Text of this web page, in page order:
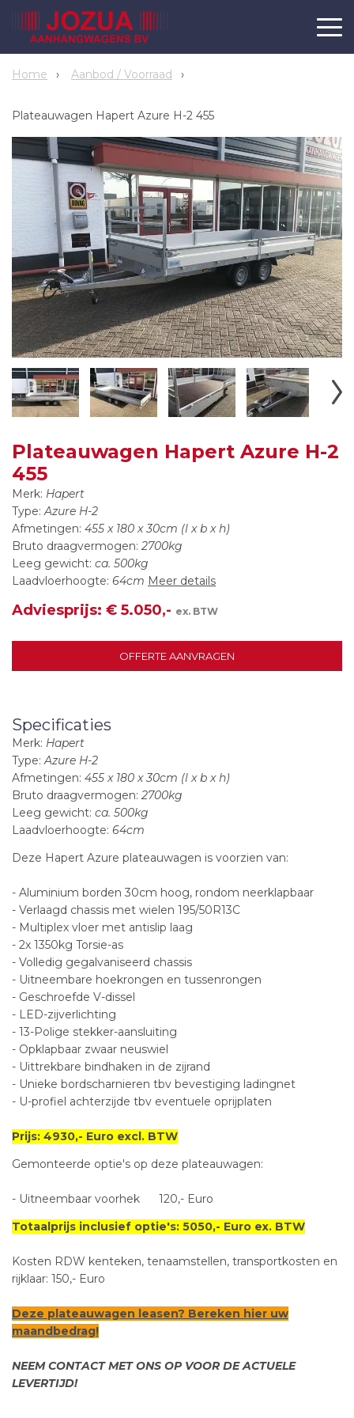
Home Aanbod / Voorraad
Plateauwagen Hapert Azure H-2 455
Plateauwagen Hapert Azure H-2
455
Merk: Hapert
Type:Azure H-2
Afmetingen: 455 x 180 x 30cm (l x b x h)
Bruto draagvermogen: 2700kg
Leeg gewicht: ca. 500kg
Laadvloerhoogte: 64cm Meer details
Adviesprijs: € 5.050,- ex. BTW
OFFERTE AANVRAGEN
Specificaties
Merk: Hapert
Type:Azure H-2
Afmetingen: 455 x 180 x 30cm (l x b x h)
Bruto draagvermogen: 2700kg
Leeg gewicht: ca. 500kg
Laadvloerhoogte: 64cm
Deze Hapert Azure plateauwagen is voorzien van:
- Aluminium borden 30cm hoog, rondom neerklapbaar
- Verlaagd chassis met wielen 195/50R13C
- Multiplex vloer met antislip laag
- 2x 1350kg Torsie-as
- Volledig gegalvaniseerd chassis
- Uitneembare hoekrongen en tussenrongen
- Geschroefde V-dissel
- LED-zijverlichting
- 13-Polige stekker-aansluiting
- Opklapbaar zwaar neuswiel
- Uittrekbare bindhaken in de zijrand
- Unieke bordscharnieren tbv bevestiging ladingnet
- U-profiel achterzijde tbv eventuele oprijplaten
Prijs: 4930,- Euro excl. BTW
Gemonteerde optie's op deze plateauwagen:
- Uitneembaar voorhek 120,- Euro
Totaalprijs inclusief optie's: 5050,- Euro ex. BTW
Kosten RDW kenteken, tenaamstellen, transportkosten en
rijklaar: 150,- Euro
Deze plateauwagen leasen? Bereken hier uw
maandbedrag!
NEEM CONTACT MET ONS OP VOOR DE ACTUELE
LEVERTIJD!